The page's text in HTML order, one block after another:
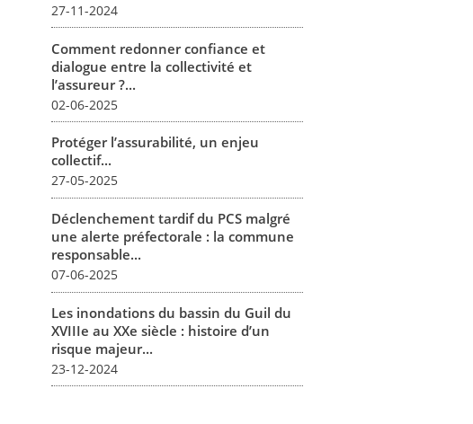
27-11-2024
Comment redonner confiance et
dialogue entre la collectivité et
l’assureur ?...
02-06-2025
Protéger l’assurabilité, un enjeu
collectif...
27-05-2025
Déclenchement tardif du PCS malgré
une alerte préfectorale : la commune
responsable...
07-06-2025
Les inondations du bassin du Guil du
XVIIIe au XXe siècle : histoire d’un
risque majeur...
23-12-2024